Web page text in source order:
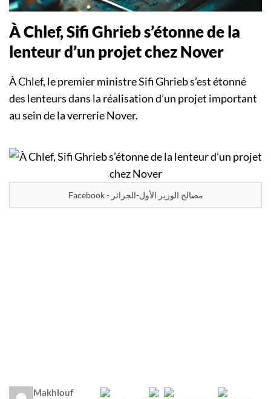
À Chlef, Sifi Ghrieb s’étonne de la
lenteur d’un projet chez Nover
À Chlef, le premier ministre Sifi Ghrieb s’est étonné
des lenteurs dans la réalisation d’un projet important
au sein de la verrerie Nover.
Facebook - مصالح الوزير الأول-الجزائر
Makhlouf